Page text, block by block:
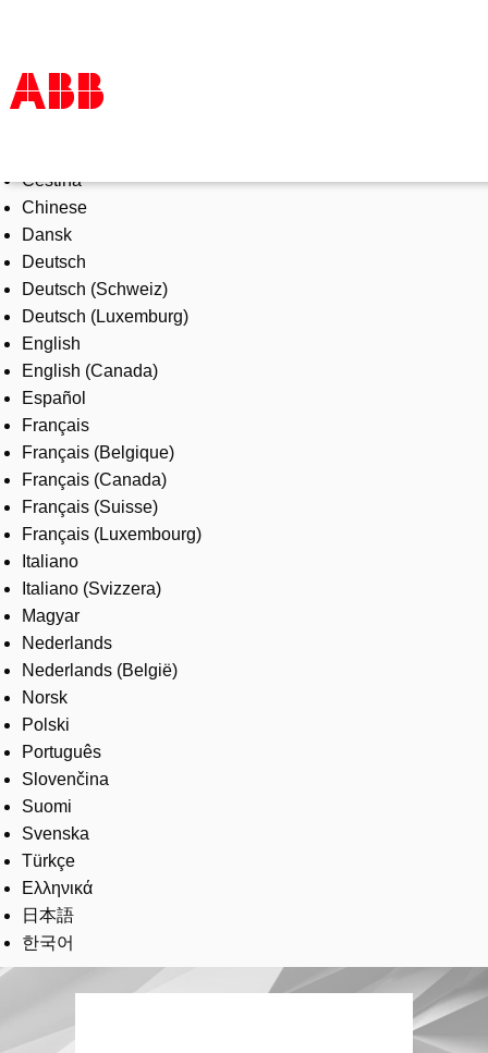
Products & Solutions
Industries
Services
About us
Where to buy
Contact us
Careers
Čeština
Chinese
Dansk
Deutsch
Deutsch (Schweiz)
Deutsch (Luxemburg)
English
English (Canada)
Español
Français
Français (Belgique)
Français (Canada)
Français (Suisse)
Français (Luxembourg)
Italiano
Italiano (Svizzera)
Magyar
Nederlands
Nederlands (België)
Norsk
Polski
Português
Slovenčina
Suomi
Svenska
Türkçe
Ελληνικά
日本語
한국어